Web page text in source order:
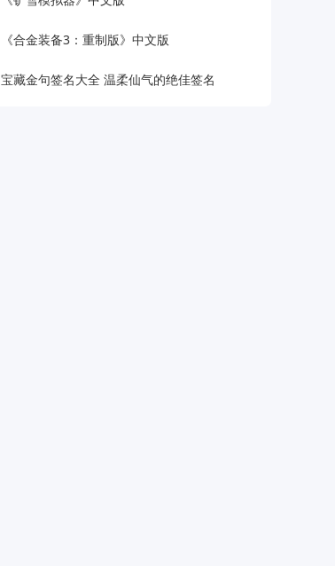
《合金装备3：重制版》中文版
宝藏金句签名大全 温柔仙气的绝佳签名